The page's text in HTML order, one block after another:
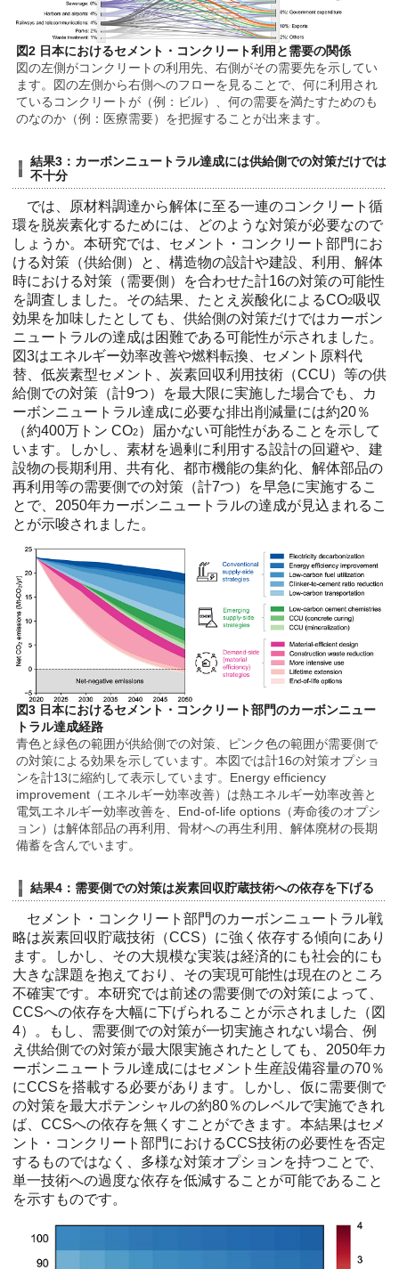
図2 日本におけるセメント・コンクリート利用と需要の関係
図の左側がコンクリートの利用先、右側がその需要先を示してい
ます。図の左側から右側へのフローを見ることで、何に利用され
ているコンクリートが（例：ビル）、何の需要を満たすためのも
のなのか（例：医療需要）を把握することが出来ます。
結果3：カーボンニュートラル達成には供給側での対策だけでは
不十分
では、原材料調達から解体に至る一連のコンクリート循
環を脱炭素化するためには、どのような対策が必要なので
しょうか。本研究では、セメント・コンクリート部門にお
ける対策（供給側）と、構造物の設計や建設、利用、解体
時における対策（需要側）を合わせた計16の対策の可能性
を調査しました。その結果、たとえ炭酸化によるCO2吸収
効果を加味したとしても、供給側の対策だけではカーボン
ニュートラルの達成は困難である可能性が示されました。
図3はエネルギー効率改善や燃料転換、セメント原料代
替、低炭素型セメント、炭素回収利用技術（CCU）等の供
給側での対策（計9つ）を最大限に実施した場合でも、カ
ーボンニュートラル達成に必要な排出削減量には約20％
（約400万トン CO2）届かない可能性があることを示して
います。しかし、素材を過剰に利用する設計の回避や、建
設物の長期利用、共有化、都市機能の集約化、解体部品の
再利用等の需要側での対策（計7つ）を早急に実施するこ
とで、2050年カーボンニュートラルの達成が見込まれるこ
とが示唆されました。
図3 日本におけるセメント・コンクリート部門のカーボンニュー
トラル達成経路
青色と緑色の範囲が供給側での対策、ピンク色の範囲が需要側で
の対策による効果を示しています。本図では計16の対策オプショ
ンを計13に縮約して表示しています。Energy efficiency
improvement（エネルギー効率改善）は熱エネルギー効率改善と
電気エネルギー効率改善を、End-of-life options（寿命後のオプシ
ョン）は解体部品の再利用、骨材への再生利用、解体廃材の長期
備蓄を含んでいます。
結果4：需要側での対策は炭素回収貯蔵技術への依存を下げる
セメント・コンクリート部門のカーボンニュートラル戦
略は炭素回収貯蔵技術（CCS）に強く依存する傾向にあり
ます。しかし、その大規模な実装は経済的にも社会的にも
大きな課題を抱えており、その実現可能性は現在のところ
不確実です。本研究では前述の需要側での対策によって、
CCSへの依存を大幅に下げられることが示されました（図
4）。もし、需要側での対策が一切実施されない場合、例
え供給側での対策が最大限実施されたとしても、2050年カ
ーボンニュートラル達成にはセメント生産設備容量の70％
にCCSを搭載する必要があります。しかし、仮に需要側で
の対策を最大ポテンシャルの約80％のレベルで実施できれ
ば、CCSへの依存を無くすことができます。本結果はセメ
ント・コンクリート部門におけるCCS技術の必要性を否定
するものではなく、多様な対策オプションを持つことで、
単一技術への過度な依存を低減することが可能であること
を示すものです。